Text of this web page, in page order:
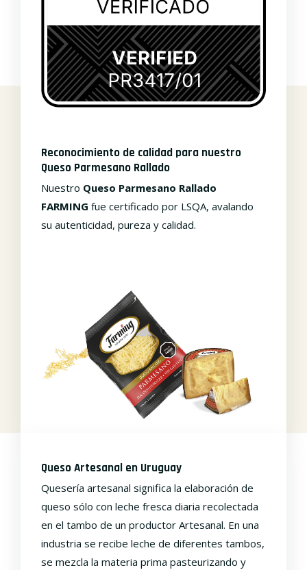
Reconocimiento de calidad para nuestro
Queso Parmesano Rallado
Nuestro Queso Parmesano Rallado
FARMING fue certificado por LSQA, avalando
su autenticidad, pureza y calidad.
Queso Artesanal en Uruguay
Quesería artesanal significa la elaboración de
queso sólo con leche fresca diaria recolectada
en el tambo de un productor Artesanal. En una
industria se recibe leche de diferentes tambos,
se mezcla la materia prima pasteurizando y